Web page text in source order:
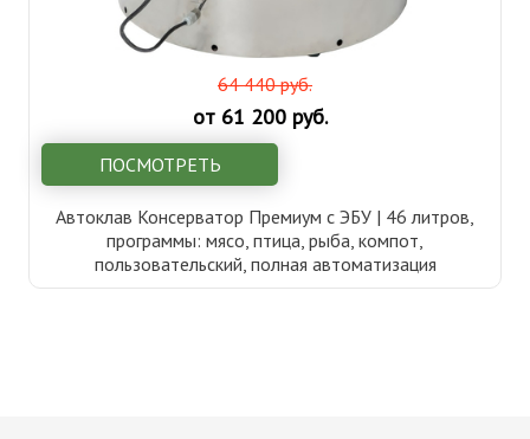
от 61 200 руб.
64 440 руб.
ПОСМОТРЕТЬ
Автоклав Консерватор Премиум с ЭБУ | 46 литров,
программы: мясо, птица, рыба, компот,
пользовательский, полная автоматизация